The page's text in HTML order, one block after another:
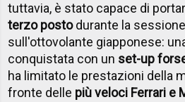
tuttavia, è stato capace di
terzo postodurante la
sull'ottovolante giapponese:
conquistata con un set-up
ha limitato le prestazioni della
fronte delle più veloci Ferrari e